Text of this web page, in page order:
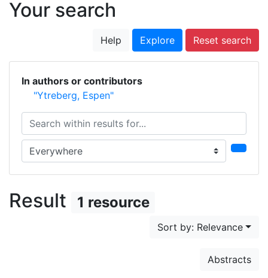
Your search
Help Explore Reset search
In authors or contributors
"Ytreberg, Espen"
Search within results for...
Search in...
Result 1 resource
Sort by: Relevance
Abstracts